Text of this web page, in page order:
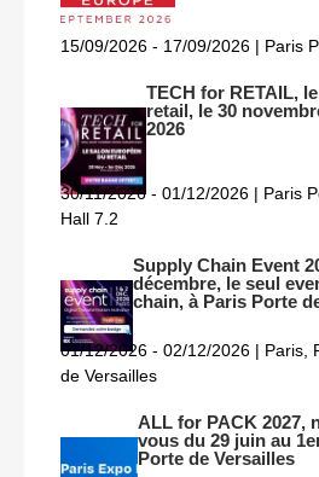
15/09/2026 - 17/09/2026 | Paris
TECH for RETAIL,
retail, le 30
2026
30/11/2026 - 01/12/2026 | Paris
Hall 7.2
Supply Chain Event
décembre, le seul
chain, à Paris Porte
01/12/2026 - 02/12/2026 | Paris,
de Versailles
ALL for PACK 2027,
vous du 29 juin au
Porte de Versailles